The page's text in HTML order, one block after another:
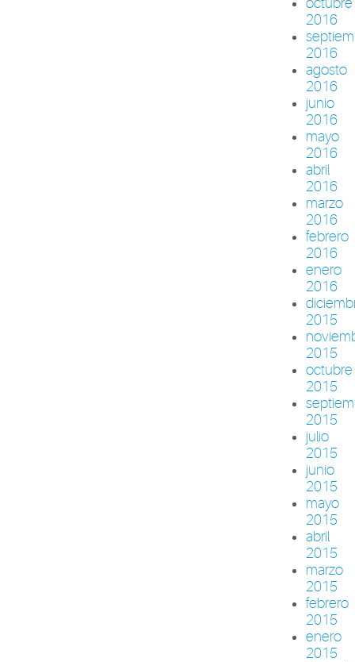
2016
2016
agosto
2016
junio
2016
mayo
2016
abril
2016
marzo
2016
febrero
2016
enero
2016
2015
2015
octubre
2015
2015
julio
2015
junio
2015
mayo
2015
abril
2015
marzo
2015
febrero
2015
enero
2015